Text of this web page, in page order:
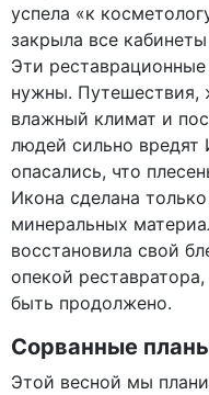
успела «к
закрыла все кабинеты
Эти
нужны. Путешествия,
влажный климат и
людей сильно
опасались, что
Икона сделана
минеральных
восстановила свой
опекой
быть продолжено.
Сорванные
Этой весной мы